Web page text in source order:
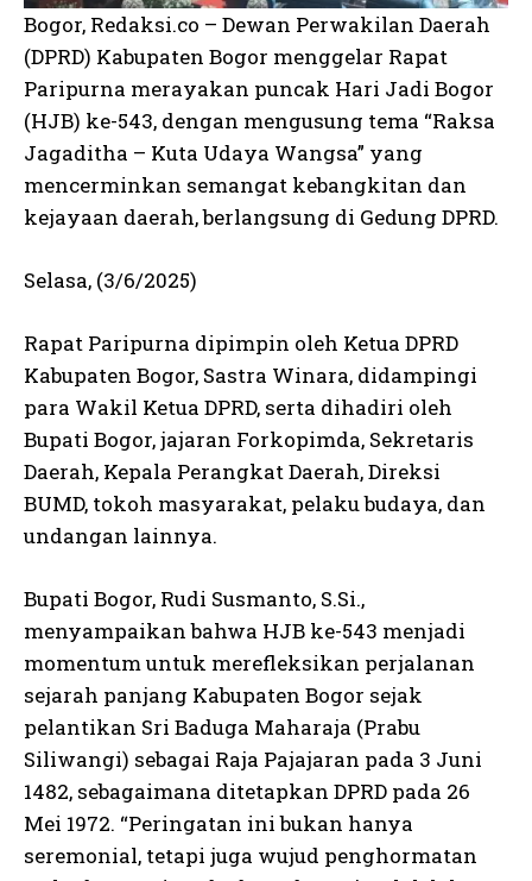
Bogor, Redaksi.co – Dewan Perwakilan Daerah
(DPRD) Kabupaten Bogor menggelar Rapat
Paripurna merayakan puncak Hari Jadi Bogor
(HJB) ke-543, dengan mengusung tema “Raksa
Jagaditha – Kuta Udaya Wangsa” yang
mencerminkan semangat kebangkitan dan
kejayaan daerah, berlangsung di Gedung DPRD.
Selasa, (3/6/2025)
Rapat Paripurna dipimpin oleh Ketua DPRD
Kabupaten Bogor, Sastra Winara, didampingi
para Wakil Ketua DPRD, serta dihadiri oleh
Bupati Bogor, jajaran Forkopimda, Sekretaris
Daerah, Kepala Perangkat Daerah, Direksi
BUMD, tokoh masyarakat, pelaku budaya, dan
undangan lainnya.
Bupati Bogor, Rudi Susmanto, S.Si.,
menyampaikan bahwa HJB ke-543 menjadi
momentum untuk merefleksikan perjalanan
sejarah panjang Kabupaten Bogor sejak
pelantikan Sri Baduga Maharaja (Prabu
Siliwangi) sebagai Raja Pajajaran pada 3 Juni
1482, sebagaimana ditetapkan DPRD pada 26
Mei 1972. “Peringatan ini bukan hanya
seremonial, tetapi juga wujud penghormatan